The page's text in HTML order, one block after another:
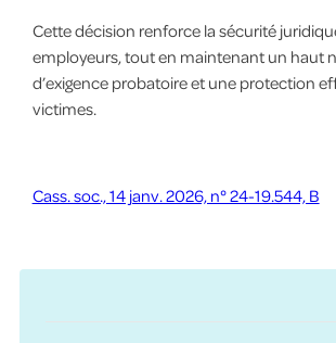
Cette décision renforce la sécurité
employeurs, tout en maintenant un haut
d’exigence probatoire et une protection
victimes.
Cass. soc., 14 janv. 2026, n° 24-19.544, B